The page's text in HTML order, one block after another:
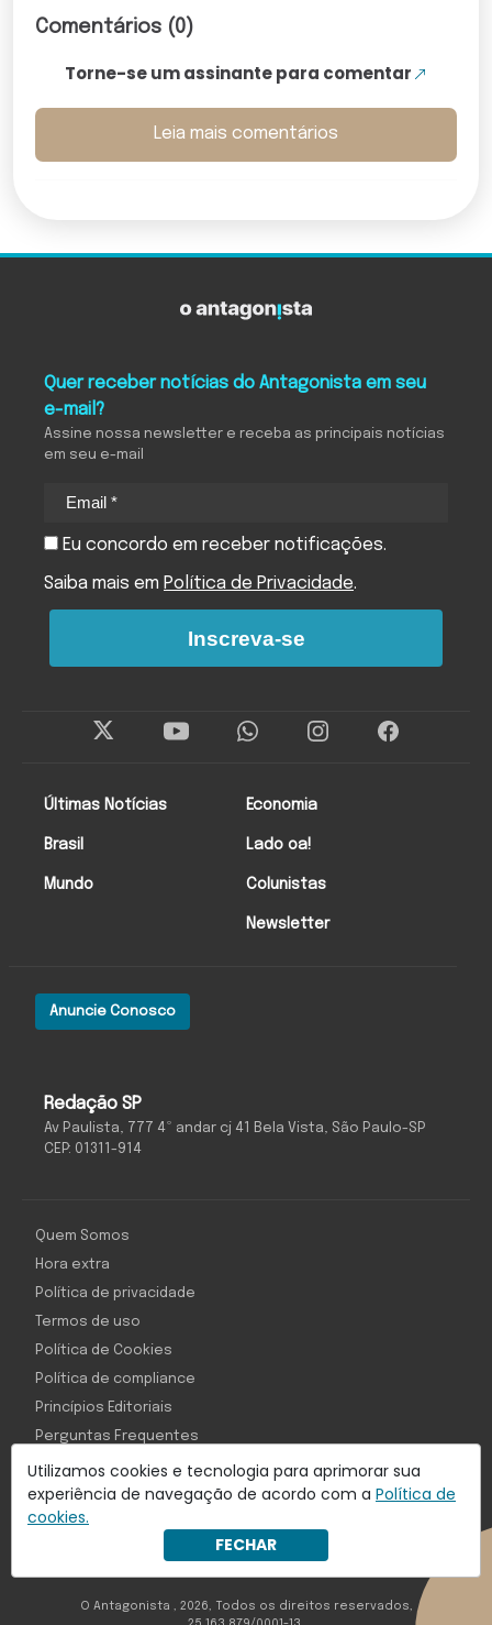
Comentários (0)
Torne-se um assinante para comentar
Leia mais comentários
Utilizamos cookies e tecnologia para aprimorar sua
experiência de navegação de acordo com a Política de
cookies.
FECHAR
Redação SP
Av Paulista, 777 4º andar cj 41 Bela Vista, São Paulo-SP
CEP: 01311-914
Anuncie Conosco
Últimas Notícias
Brasil
Mundo
Economia
Lado oa!
Colunistas
Newsletter
Quer receber notícias do Antagonista em seu
e-mail?
Assine nossa newsletter e receba as principais notícias
em seu e-mail
Eu concordo em receber notificações.
Saiba mais em Política de Privacidade.
Inscreva-se
Com inteligência e tecnologia:
Object1ve - Marketing Solution
Quem Somos
Hora extra
Política de privacidade
Termos de uso
Política de Cookies
Política de compliance
Princípios Editoriais
Perguntas Frequentes
O Antagonista , 2026, Todos os direitos reservados,